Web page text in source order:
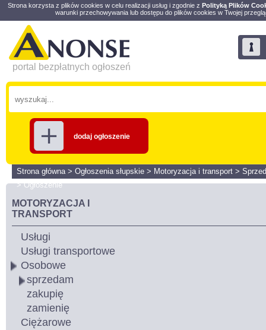
Strona korzysta z plików cookies w celu realizacji usług i zgodnie z Polityką Plików
warunki przechowywania lub dostępu do plików cookies w Twojej
portal bezpłatnych ogłoszeń
dodaj ogłoszenie
Strona główna> Ogłoszenia słupskie > Motoryzacja i transport >
>Ogłoszenie
MOTORYZACJA I
TRANSPORT
Usługi
Usługi transportowe
Osobowe
sprzedam
zakupię
zamienię
Ciężarowe